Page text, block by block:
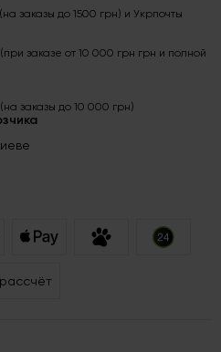
(на заказы до 1500 грн) и Укрпочты
(при заказе от 10 000 грн грн и полной
(на заказы до 10 000 грн)